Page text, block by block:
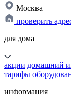
Москва
проверить
для дома
акции домашний
тарифы
информация